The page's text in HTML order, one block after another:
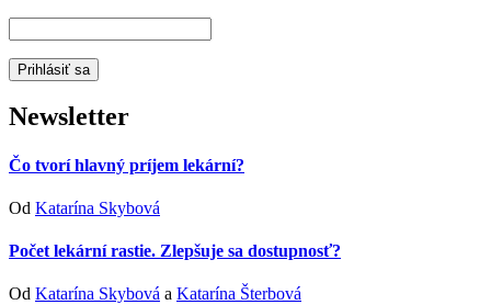
Newsletter
Čo tvorí hlavný príjem lekární?
Od Katarína Skybová
Počet lekární rastie. Zlepšuje sa dostupnosť?
Od Katarína Skybová a Katarína Šterbová